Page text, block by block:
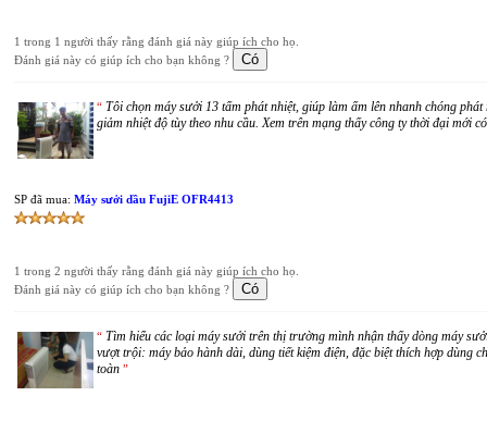
1 trong 1 người thấy rằng đánh giá này giúp ích cho họ.
Đánh giá này có giúp ích cho bạn không ?
“ Tôi chọn máy sưởi 13 tấm phát nhiệt, giúp làm ấm lên nhanh chóng
giảm nhiệt độ tùy theo nhu cầu. Xem trên mạng thấy công ty thời đại mới
SP đã mua: Máy sưởi dầu FujiE OFR4413
1 trong 2 người thấy rằng đánh giá này giúp ích cho họ.
Đánh giá này có giúp ích cho bạn không ?
“ Tìm hiểu các loại máy sưởi trên thị trường mình nhận thấy dòng máy
vượt trội: máy bảo hành dài, dùng tiết kiệm điện, đặc biệt thích hợp dùng
toàn ”